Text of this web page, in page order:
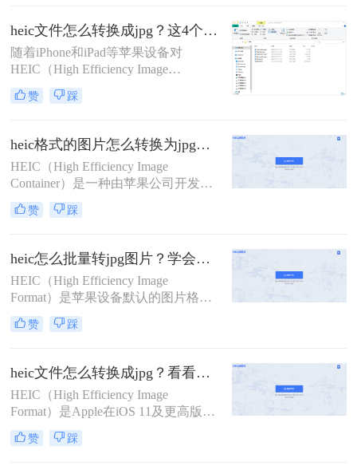
像压缩技术，可以在保持高质量的同
时占用更少的存储空间。然而，这种
格式并不被所有设备和软件所支持，
这给一些用户带来了不便。
heic文件怎么转换成jpg？这4个方法帮你解决问题！
​随着iPhone和iPad等苹果设备对
HEIC（High Efficiency Image
Format）格式的支持，越来越多的用
户开始接触到这种高效的图像文件格
式，能够在保持同等图像质量的同
时，占用更少的存储空间。然而，由
于兼容性问题，许多非苹果设备和软
件并不支持HEIC格式。因此，将
HEIC文件转换为更通用的JPG格式，
成为了一个常见的需求。那么heic文
几种将HEIC文件转换为JPG的方法。
赞 踩
heic格式的图片怎么转换为jpg格式？教你4招简便的转换方法！
HEIC（High Efficiency Image
Container）是一种由苹果公司开发的
图片容器格式，主要用于iOS设备和
macOS系统中，具有高效压缩和节省
式的普及度相对较低，许多非苹果设
备或软件可能无法直接支持该格式。
赞 踩
heic怎么批量转jpg图片？学会这3种方法，10秒转换上百张图片。
HEIC（High Efficiency Image
Format）是苹果设备默认的图片格
式，虽然节省存储空间，但兼容性较
差。那么heic怎么批量转jpg图片呢？
的方法，涵盖不同系统和需求。
赞 踩
heic文件怎么转换成jpg？看看这4个常用转换方法！
HEIC（High Efficiency Image
Format）是Apple在iOS 11及更高版本
中引入的一种新型图像格式，旨在通
过HEVC（High Efficiency Video
赞 踩